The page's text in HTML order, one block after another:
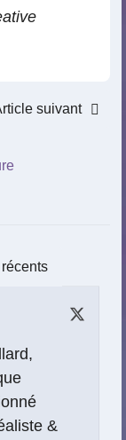
suivant
&